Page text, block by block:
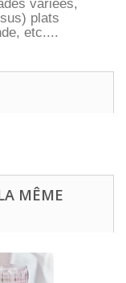
variées,
plats
etc....
MÊME